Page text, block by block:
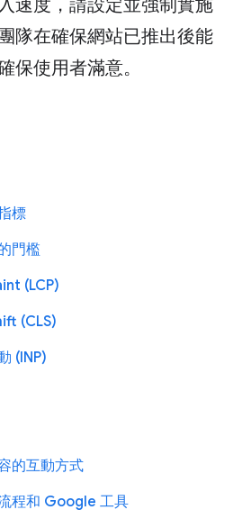
速度，請設定並強制實施
隊在確保網站已推出後能
保使用者滿意。
標
門檻
(LCP)
(CLS)
(INP)
的互動方式
程和 Google 工具